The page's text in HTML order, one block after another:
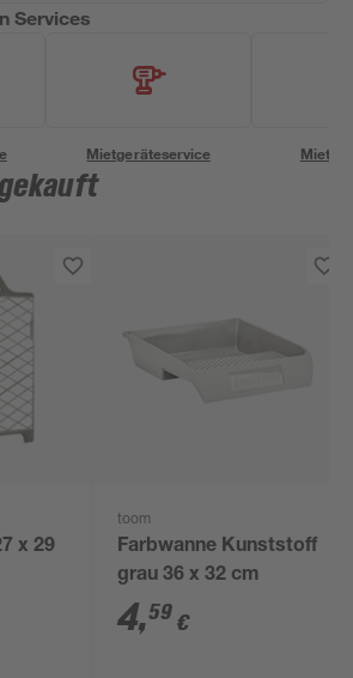
Services
Mietgeräteservice
x 29
toom
Farbwanne Kunststoff
grau 36 x 32 cm
4,59 €